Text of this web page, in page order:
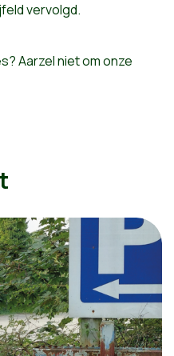
vervolgd.
Aarzel niet om onze